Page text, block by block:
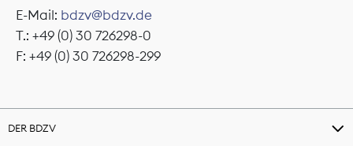
E-Mail: bdzv@bdzv.de
T.: +49 (0) 30 726298-0
F: +49 (0) 30 726298-299
DER BDZV